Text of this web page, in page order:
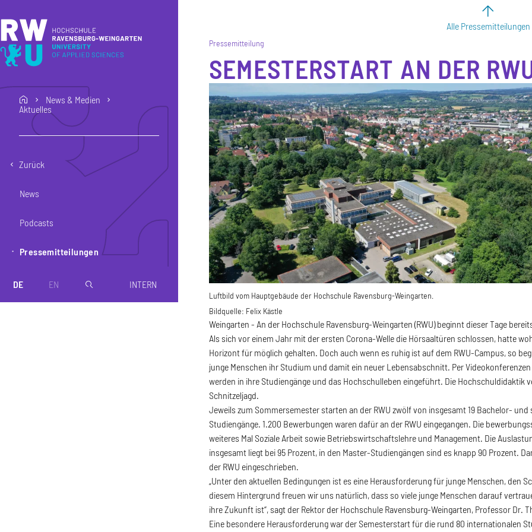
home
News & Medien
Aktuelles
Zurück
News
Podcasts
Pressemitteilungen
DE EN magnifier INTERN
Alle Pressemitteilungen
Pressemitteilung
SEMESTERSTART AN DER
Luftbild vom Hauptgebäude der Hochschule Ravensburg-Weingarten.
Bildquelle: Felix Kästle
Weingarten - An der Hochschule Ravensburg-Weingarten (RWU) beginnt dieser Tage
Als sich vor einem Jahr mit der ersten Corona-Welle die Hörsaaltüren schlossen, hatte
Horizont für möglich gehalten. Doch auch wenn es ruhig ist auf dem RWU-Campus, so
junge Menschen ihr Studium und damit ein neuer Lebensabschnitt. Per
werden in ihre Studiengänge und das Hochschulleben eingeführt. Die Hochschuldidaktik
Schnitzeljagd.
Jeweils zum Sommersemester starten an der RWU zwölf von insgesamt 19 Bachelor-
Studiengänge. 1.200 Bewerbungen waren dafür an der RWU eingegangen. Die
weiteres Mal Soziale Arbeit sowie Betriebswirtschaftslehre und Management. Die
insgesamt liegt bei 95 Prozent, in den Master-Studiengängen sind es knapp 90 Prozent.
der RWU eingeschrieben.
„Unter den aktuellen Bedingungen ist es eine Herausforderung für junge Menschen, den
diesem Hintergrund freuen wir uns natürlich, dass so viele junge Menschen darauf
ihre Zukunft ist“, sagt der Rektor der Hochschule Ravensburg-Weingarten, Professor Dr.
Eine besondere Herausforderung war der Semesterstart für die rund 80 internationalen